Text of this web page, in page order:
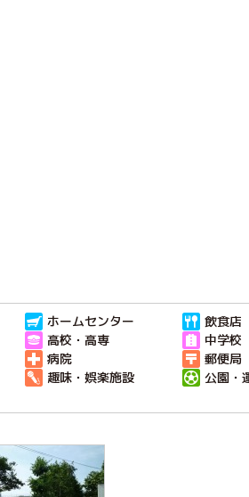
ホームセンター
飲食店
高校・高専
中学校
病院
郵便局
趣味・娯楽施設
公園・